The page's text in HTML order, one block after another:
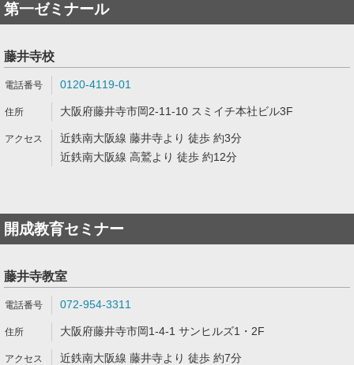
第一ゼミナール
藤井寺校
0120-4119-01
大阪府藤井寺市岡2-11-10 スミイチ本社ビル3F
近鉄南大阪線 藤井寺より 徒歩 約3分
近鉄南大阪線 高鷲より 徒歩 約12分
開成教育セミナー
藤井寺教室
072-954-3311
大阪府藤井寺市岡1-4-1 サンヒルズ1・2F
近鉄南大阪線 藤井寺より 徒歩 約7分